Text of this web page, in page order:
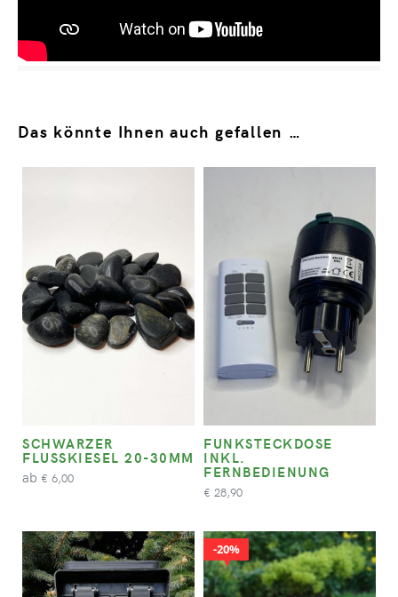
Das könnte Ihnen auch gefallen …
SCHWARZER
FLUSSKIESEL 20-30MM
ab € 6,00
FUNKSTECKDOSE
INKL.
FERNBEDIENUNG
€ 28,90
20%